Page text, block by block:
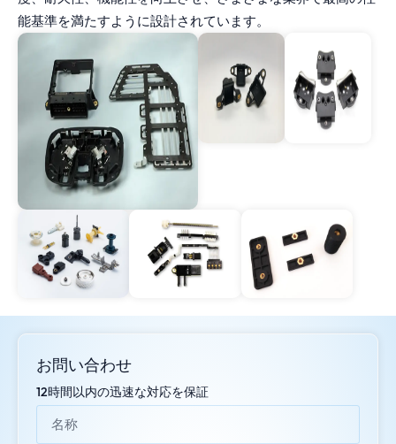
能基準を満たすように設計されています。
お問い合わせ
12時間以内の迅速な対応を保証